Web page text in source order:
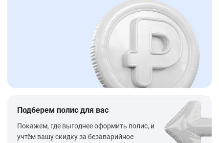
Подберем полис для вас
Покажем, где выгоднее оформить полис, и
учтём вашу скидку за безаварийное